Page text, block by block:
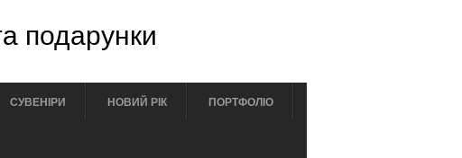
подарунки
СУВЕНІРИ НОВИЙ РІК ПОРТФОЛІО